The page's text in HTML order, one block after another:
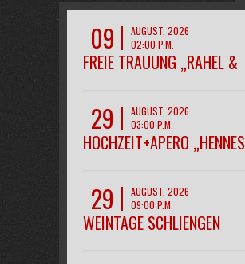
09
AUGUST, 2026
02:00 P.M.
FREIE TRAUUNG „RAHEL &
29
AUGUST, 2026
03:00 P.M.
HOCHZEIT+APERO „HENNES
29
AUGUST, 2026
09:00 P.M.
WEINTAGE SCHLIENGEN